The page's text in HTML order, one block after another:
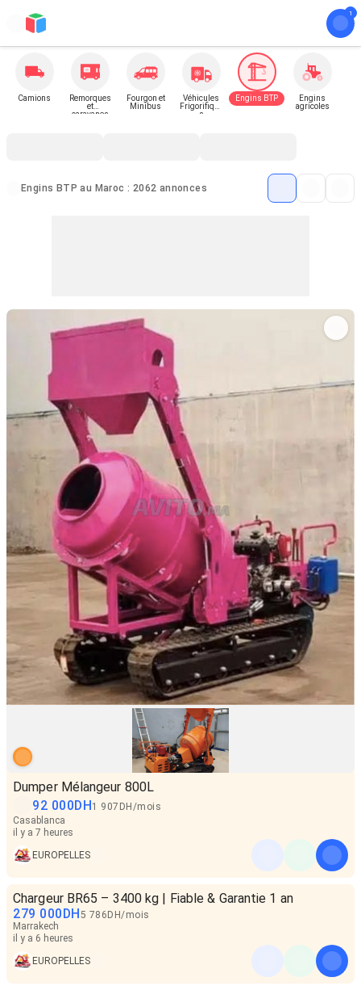
Camions
Remorques
et
caravanes
Fourgon et
Minibus
Véhicules
Frigorifique
s
Engins BTP
Engins
agricoles
Engins BTP au Maroc : 2062 annonces
Dumper Mélangeur 800L
92 000DH1 907 DH /mois
Casablanca
il y a 7 heures
EUROPELLES
Chargeur BR65 – 3400 kg | Fiable & Garantie 1 an
279 000 DH 5 786 DH/mois
Marrakech
il y a 6 heures
EUROPELLES